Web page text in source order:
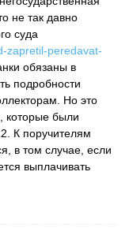
не так давно
суда
zapretil-peredavat-
обязаны в
подробности
Но это
которые были
К поручителям
в том случае, если
выплачивать